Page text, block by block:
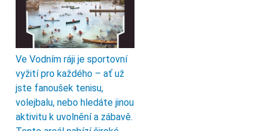
Ve Vodním ráji je sportovní
vyžití pro každého – ať už
jste fanoušek tenisu,
volejbalu, nebo hledáte jinou
aktivitu k uvolnění a zábavě.